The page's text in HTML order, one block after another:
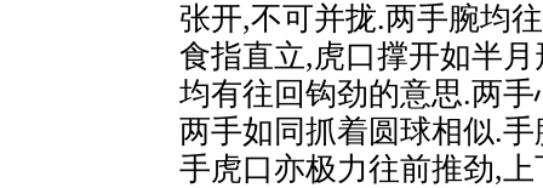
张开,不可并拢.两手腕均
食指直立,虎口撑开如半
均有往回钩劲的意思.两
两手如同抓着圆球相似.
手虎口亦极力往前推劲,